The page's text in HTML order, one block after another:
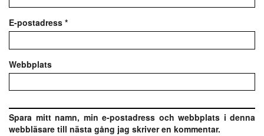
E-postadress *
Webbplats
Spara mitt namn, min e-postadress och webbplats i denna
webbläsare till nästa gång jag skriver en kommentar.